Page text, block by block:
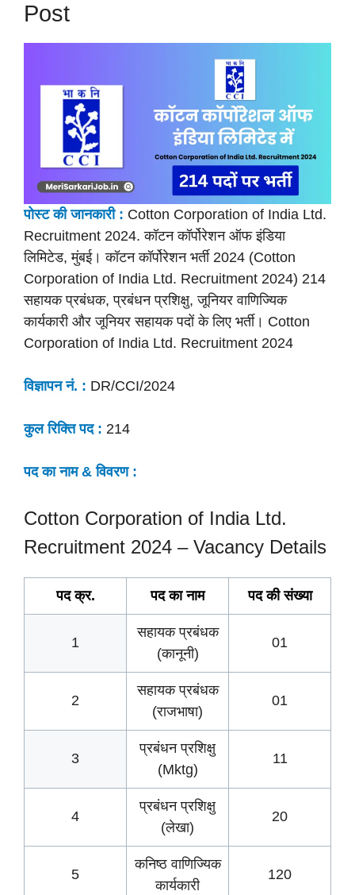
Post
पोस्ट की जानकारी : Cotton Corporation of India Ltd.
Recruitment 2024. कॉटन कॉर्पोरेशन ऑफ इंडिया
लिमिटेड, मुंबई। कॉटन कॉर्पोरेशन भर्ती 2024 (Cotton
Corporation of India Ltd. Recruitment 2024) 214
सहायक प्रबंधक, प्रबंधन प्रशिक्षु, जूनियर वाणिज्यिक
कार्यकारी और जूनियर सहायक पदों के लिए भर्ती। Cotton
Corporation of India Ltd. Recruitment 2024
विज्ञापन नं. : DR/CCI/2024
कुल रिक्ति पद : 214
पद का नाम & विवरण :
Cotton Corporation of India Ltd.
Recruitment 2024 – Vacancy Details
पद क्र. पद का नाम पद की संख्या
1
सहायक प्रबंधक
(कानूनी)
01
2
सहायक प्रबंधक
(राजभाषा)
01
3
प्रबंधन प्रशिक्षु
(Mktg)
11
4
प्रबंधन प्रशिक्षु
(लेखा)
20
5
कनिष्ठ वाणिज्यिक
कार्यकारी
120